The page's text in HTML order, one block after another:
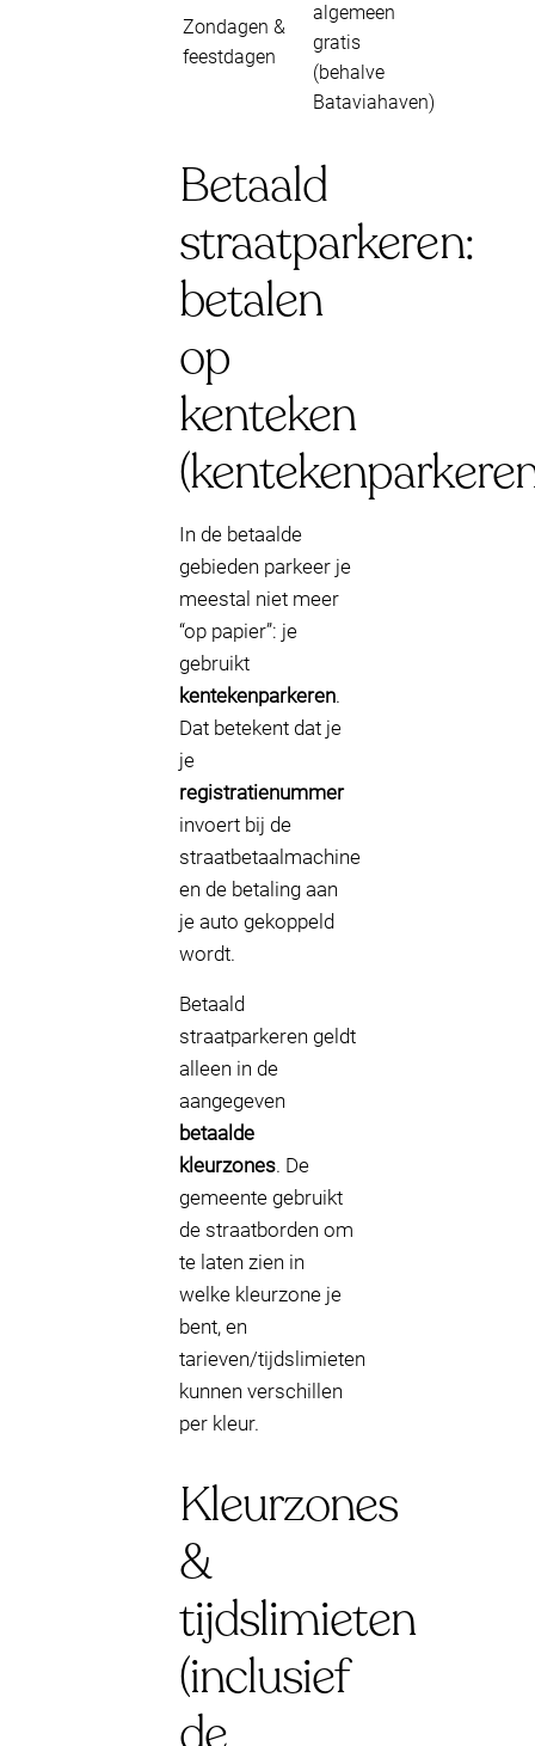
Zondagen &
feestdagen
algemeen
gratis
(behalve
Bataviahaven)
Betaald
straatparkeren:
betalen
op
kenteken
In de betaalde
gebieden parkeer je
meestal niet meer
“op papier”: je
gebruikt
kentekenparkeren.
Dat betekent dat je
je
registratienummer
invoert bij de
straatbetaalmachine
en de betaling aan
je auto gekoppeld
wordt.
Betaald
straatparkeren geldt
alleen in de
aangegeven
betaalde
kleurzones. De
gemeente gebruikt
de straatborden om
te laten zien in
welke kleurzone je
bent, en
tarieven/tijdslimieten
kunnen verschillen
per kleur.
Kleurzones
&
tijdslimieten
(inclusief